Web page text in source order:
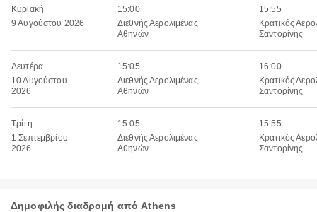
Κυριακή
9 Αυγούστου 2026
15:00
Διεθνής Αερολιμένας
Αθηνών
15:55
Κρατικός
Σαντορίνης
Δευτέρα
10 Αυγούστου
2026
15:05
Διεθνής Αερολιμένας
Αθηνών
16:00
Κρατικός
Σαντορίνης
Τρίτη
1 Σεπτεμβρίου
2026
15:05
Διεθνής Αερολιμένας
Αθηνών
15:55
Κρατικός
Σαντορίνης
Δημοφιλής διαδρομή από Athens